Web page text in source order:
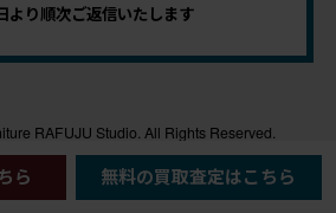
より順次ご返信いたします
RAFUJU Studio. All Rights Reserved.
ら 無料の買取査定はこちら